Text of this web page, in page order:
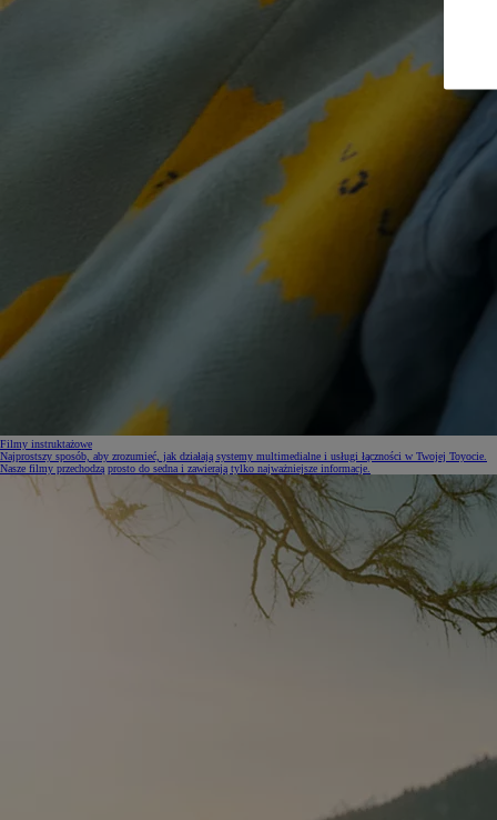
Filmy instruktażowe
Najprostszy sposób, aby zrozumieć, jak działają systemy multimedialne i usługi łączności w Twojej Toyocie.
Nasze filmy przechodzą prosto do sedna i zawierają tylko najważniejsze informacje.